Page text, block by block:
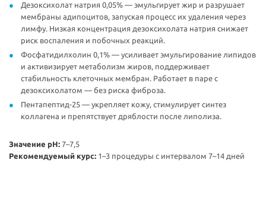
Дезоксихолат натрия 0,05% — эмульгирует жир и разрушает
мембраны адипоцитов, запуская процесс их удаления через
лимфу. Низкая концентрация дезоксихолата натрия снижает
риск воспаления и побочных реакций.
Фосфатидилхолин 0,1% — усиливает эмульгирование липидов
и активизирует метаболизм жиров, поддерживает
стабильность клеточных мембран. Работает в паре с
дезоксихолатом — без риска фиброза.
Пентапептид-25 — укрепляет кожу, стимулирует синтез
коллагена и препятствует дряблости после липолиза.
Значение pH: 7–7,5
Рекомендуемый курс: 1–3 процедуры с интервалом 7–14 дней